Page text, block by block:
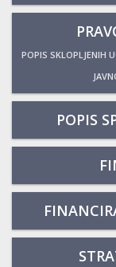
POPIS SKLOPLJENIH
POPIS